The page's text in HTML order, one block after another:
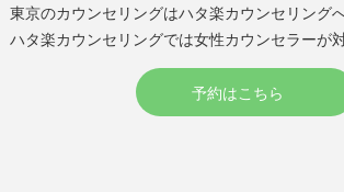
東京のカウンセリングはハタ楽カウンセリング
ハタ楽カウンセリングでは女性カウンセラーが
予約はこちら